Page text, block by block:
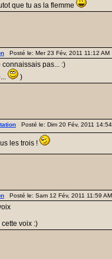
que tu as la flemme
Posté le: Mer 23 Fév, 2011 11:12
connaissais pas... :)
)
Posté le: Dim 20 Fév, 2011
les trois !
Posté le: Sam 12 Fév, 2011 11:59
voix :)